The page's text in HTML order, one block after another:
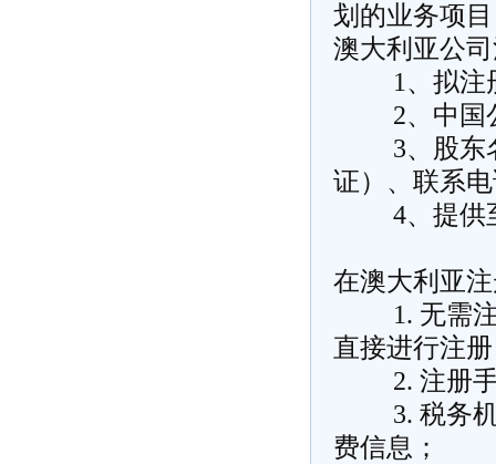
划的业务项
澳大利亚公
1、拟注册
2、中国公
3、股东名
证）、联系
4、提供至
在澳大利亚
1. 无需注
直接进行注
2. 注册手
3. 税务机
费信息；